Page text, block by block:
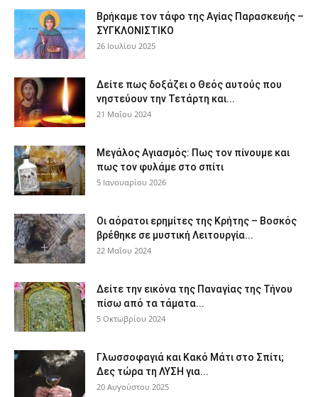
Βρήκαμε τον τάφο της Αγίας Παρασκευής –
ΣΥΓΚΛΟΝΙΣΤΙΚΟ
26 Ιουλίου 2025
Δείτε πως δοξάζει ο Θεός αυτούς που
νηστεύουν την Τετάρτη και...
21 Μαΐου 2024
Μεγάλος Αγιασμός: Πως τον πίνουμε και
πως τον φυλάμε στο σπίτι
5 Ιανουαρίου 2026
Οι αόρατοι ερημίτες της Κρήτης – Βοσκός
βρέθηκε σε μυστική Λειτουργία...
22 Μαΐου 2024
Δείτε την εικόνα της Παναγίας της Τήνου
πίσω από τα τάματα...
5 Οκτωβρίου 2024
Γλωσσοφαγιά και Κακό Μάτι στο Σπίτι;
Δες τώρα τη ΛΥΣΗ για...
20 Αυγούστου 2025